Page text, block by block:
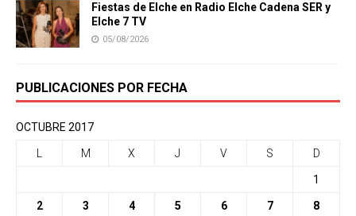
Fiestas de Elche en Radio Elche Cadena SER y
Elche 7 TV
05/08/2026
PUBLICACIONES POR FECHA
OCTUBRE 2017
L M X J V S D
1
2 3 4 5 6 7 8